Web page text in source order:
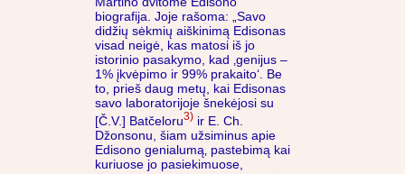
biografija. Joje rašoma: „Savo
didžių sėkmių aiškinimą Edisonas
visad neigė, kas matosi iš jo
istorinio pasakymo, kad ‚genijus –
1% įkvėpimo ir 99% prakaito‘. Be
to, prieš daug metų, kai Edisonas
savo laboratorijoje šnekėjosi su
[Č.V.] Batčeloru3) ir E. Ch.
Džonsonu, šiam užsiminus apie
Edisono genialumą‚ pastebimą kai
kuriuose jo pasiekimuose,